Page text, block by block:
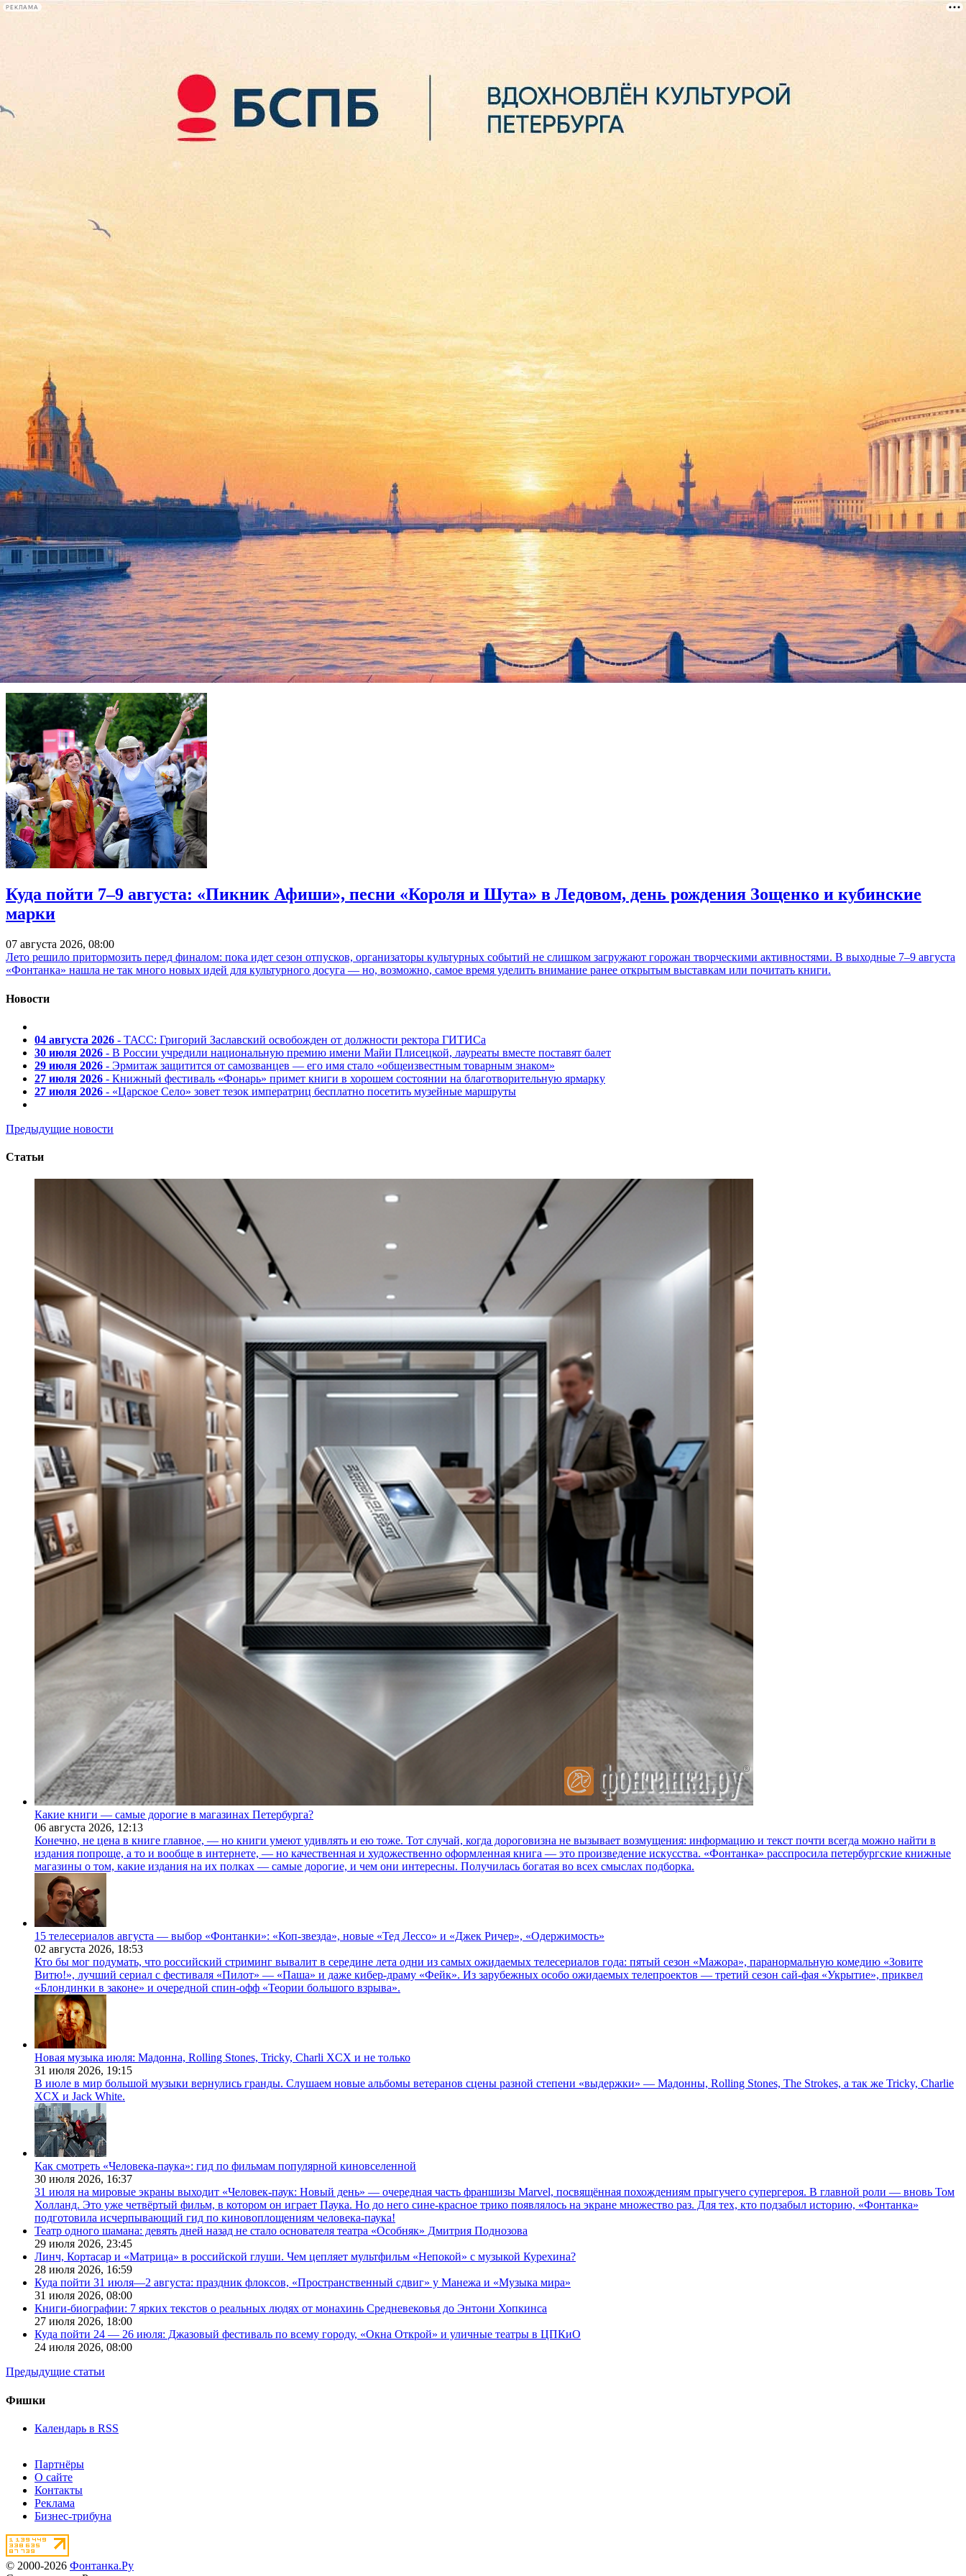
РЕКЛАМА
лекции
книги
В Смольном обсудили вопрос передачи Театра на Литейном городу
15 марта 2016,
Сегодня, 15 марта, начала работу региональная рабочая группа по принятию Драматического театра «На Литейном» в собственность Санкт-Петербурга.
На совещании в Смольном под председательством вице-губернатора Владимира Кириллова и с участием представителей Комитета по культуре, Комитета имущественных отношений,
Юридического комитета и Комитета финансов обсудили план поэтапных действий по процедуре передачи театра в ведение Комитета по культуре Санкт-Петербурга, а также определили состав
региональной рабочей группы, которая продолжит работу в составе совместной рабочей группы с представителями Ленинградской области.
По итогам совещания Владимир Кириллов поручил ответственным руководителям организовать необходимую работу по образованию совместной рабочей группы и дальнейшему
взаимодействию по вопросам передачи театра «На Литейном» в собственность Санкт-Петербурга.
Напомним, что скандальная ситуация в Театре «На Литейном», находящемся в ведении правительства Ленобласти, сложилась в прошлом году, когда 30 апреля областной комитет по культуре
опубликовал распоряжение осоздании объединенной генеральной дирекциидвух театров – «На Литейном» и Театра на Васильевской. Во главе дирекции встал худрук Театра на Васильевском
Владимир Словохотов. Подобное решение вписывалось в практику создания так называемых «театральных колхозов», которая в 2015 году была применена в нескольких российских регионах
и ничем не доказала своей эффективности. Труппа театра выступил с яростным протестом, отправиладва письма в адрес президента страны, вышла на согласованный митинг. А также
написала письмо в адрес губернатора Санкт-Петербурга с просьбой рассмотреть вопрос о передаче театра «На Литейном» городу. Учитывая пожелания коллектива театра «На Литейном», а
также значимость театра и его богатую историю, неразрывно связанную с Санкт-Петербургом, данное предложение было поддержано Губернатором города Георгием Полтавченко.
Фонтанка.ру
Куда пойти 7–9 августа: «Пикник Афиши», песни «Короля и Шута» в Ледовом, день рождения Зощенко и кубинские
марки
07 августа 2026, 08:00
Лето решило притормозить перед финалом: пока идет сезон отпусков, организаторы культурных событий не слишком загружают горожан творческими активностями. В выходные 7–9 августа
«Фонтанка» нашла не так много новых идей для культурного досуга — но, возможно, самое время уделить внимание ранее открытым выставкам или почитать книги.
Новости
04 августа 2026 - ТАСС: Григорий Заславский освобожден от должности ректора ГИТИСа
30 июля 2026 - В России учредили национальную премию имени Майи Плисецкой, лауреаты вместе поставят балет
29 июля 2026 - Эрмитаж защитится от самозванцев — его имя стало «общеизвестным товарным знаком»
27 июля 2026 - Книжный фестиваль «Фонарь» примет книги в хорошем состоянии на благотворительную ярмарку
27 июля 2026 - «Царское Село» зовет тезок императриц бесплатно посетить музейные маршруты
Предыдущие новости
Статьи
Какие книги — самые дорогие в магазинах Петербурга?
06 августа 2026, 12:13
Конечно, не цена в книге главное, — но книги умеют удивлять и ею тоже. Тот случай, когда дороговизна не вызывает возмущения: информацию и текст почти всегда можно найти в
издания попроще, а то и вообще в интернете, — но качественная и художественно оформленная книга — это произведение искусства. «Фонтанка» расспросила петербургские книжные
магазины о том, какие издания на их полках — самые дорогие, и чем они интересны. Получилась богатая во всех смыслах подборка.
15 телесериалов августа — выбор «Фонтанки»: «Коп-звезда», новые «Тед Лессо» и «Джек Ричер», «Одержимость»
02 августа 2026, 18:53
Кто бы мог подумать, что российский стриминг вывалит в середине лета одни из самых ожидаемых телесериалов года: пятый сезон «Мажора», паранормальную комедию «Зовите
Витю!», лучший сериал с фестиваля «Пилот» — «Паша» и даже кибер-драму «Фейк». Из зарубежных особо ожидаемых телепроектов — третий сезон сай-фая «Укрытие», приквел
«Блондинки в законе» и очередной спин-офф «Теории большого взрыва».
Новая музыка июля: Мадонна, Rolling Stones, Tricky, Charli XCX и не только
31 июля 2026, 19:15
В июле в мир большой музыки вернулись гранды. Слушаем новые альбомы ветеранов сцены разной степени «выдержки» — Мадонны, Rolling Stones, The Strokes, а так же Tricky, Charlie
XCX и Jack White.
Как смотреть «Человека-паука»: гид по фильмам популярной киновселенной
30 июля 2026, 16:37
31 июля на мировые экраны выходит «Человек-паук: Новый день» — очередная часть франшизы Marvel, посвящённая похождениям прыгучего супергероя. В главной роли — вновь Том
Холланд. Это уже четвёртый фильм, в котором он играет Паука. Но до него сине-красное трико появлялось на экране множество раз. Для тех, кто подзабыл историю, «Фонтанка»
подготовила исчерпывающий гид по киновоплощениям человека-паука!
Театр одного шамана: девять дней назад не стало основателя театра «Особняк» Дмитрия Поднозова
29 июля 2026, 23:45
Линч, Кортасар и «Матрица» в российской глуши. Чем цепляет мультфильм «Непокой» с музыкой Курехина?
28 июля 2026, 16:59
Куда пойти 31 июля—2 августа: праздник флоксов, «Пространственный сдвиг» у Манежа и «Музыка мира»
31 июля 2026, 08:00
Книги-биографии: 7 ярких текстов о реальных людях от монахинь Средневековья до Энтони Хопкинса
27 июля 2026, 18:00
Куда пойти 24 — 26 июля: Джазовый фестиваль по всему городу, «Окна Открой» и уличные театры в ЦПКиО
24 июля 2026, 08:00
Предыдущие статьи
Фишки
Календарь в RSS
Партнёры
О сайте
Контакты
Реклама
Бизнес-трибуна
© 2000-2026 Фонтанка.Ру